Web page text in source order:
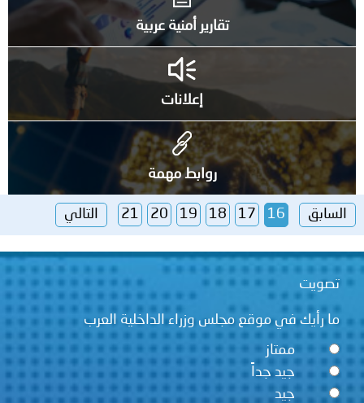
تقارير أمنية عربية
إعلانات
روابط مهمة
السابق 16
17
18
19
20
21 التالي
تصويت
ما رأيك في موقع مجلس وزراء الداخلية العرب
ممتاز
جيد جداً
جيد